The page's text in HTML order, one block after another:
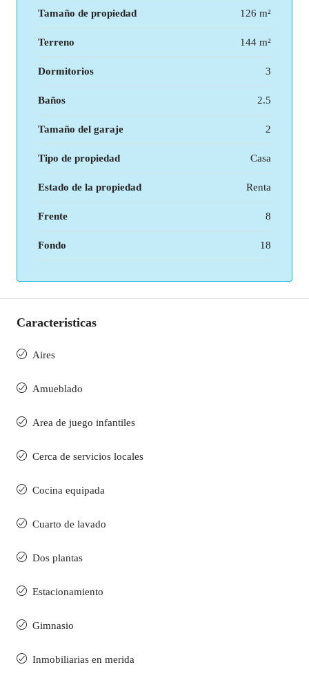
Tamaño de propiedad 126 m²
Terreno 144 m²
Dormitorios 3
Baños 2.5
Tamaño del garaje 2
Tipo de propiedad Casa
Estado de la propiedad Renta
Frente 8
Fondo 18
Caracteristicas
Aires
Amueblado
Area de juego infantiles
Cerca de servicios locales
Cocina equipada
Cuarto de lavado
Dos plantas
Estacionamiento
Gimnasio
Inmobiliarias en merida